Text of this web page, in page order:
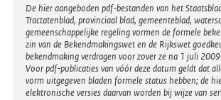
Disclaimer
De hier aangeboden pdf-bestanden van het
Tractatenblad, provinciaal blad, gemeenteblad,
gemeenschappelijke regeling vormen de formele
zin van de Bekendmakingswet en de Rijkswet
bekendmaking verdragen voor zover ze na 1 juli
Voor pdf-publicaties van vóór deze datum geldt dat
vorm uitgegeven bladen formele status hebben; de
elektronische versies daarvan worden bij wijze van